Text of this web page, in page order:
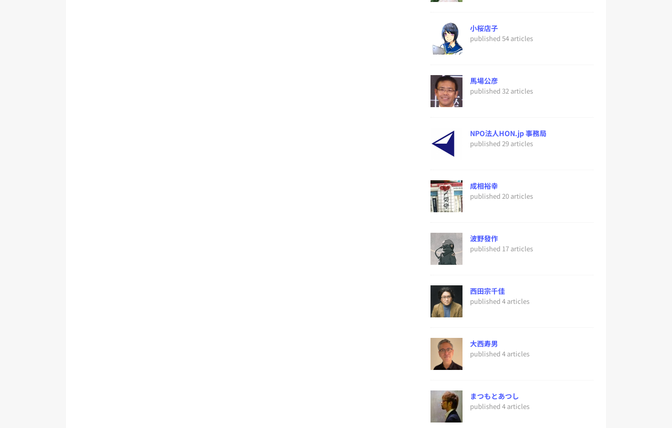
小桜店子
published 54 articles
馬場公彦
published 32 articles
NPO法人HON.jp 事務局
published 29 articles
成相裕幸
published 20 articles
波野發作
published 17 articles
西田宗千佳
published 4 articles
大西寿男
published 4 articles
まつもとあつし
published 4 articles